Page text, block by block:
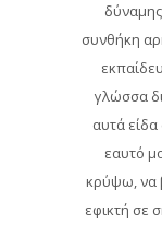
συνθήκη
γλώσσα
αυτά
εαυτό
κρύψω, να
εφικτή σε